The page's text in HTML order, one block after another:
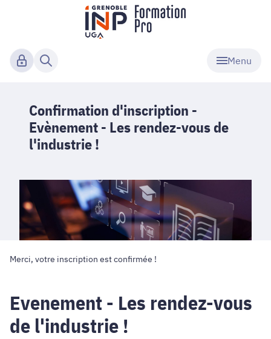
Menu
Confirmation d'inscription -
Evènement - Les rendez-vous de
l'industrie !
Merci, votre inscription est confirmée !
Evenement - Les rendez-vous
de l'industrie !